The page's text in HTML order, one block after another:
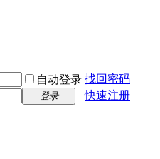
自动登录 找回密码
登录
快速注册